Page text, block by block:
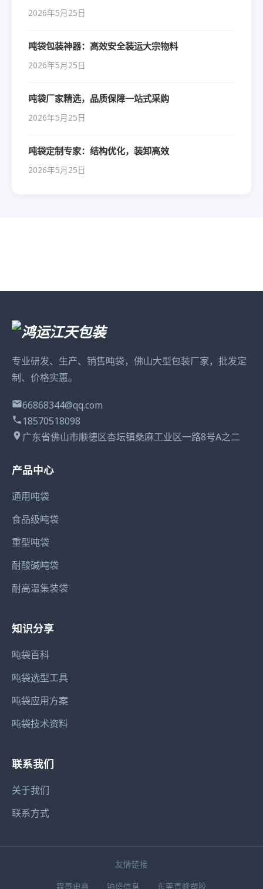
2026年5月25日
吨袋包装神器：高效安全装运大宗物料
2026年5月25日
吨袋厂家精选，品质保障一站式采购
2026年5月25日
吨袋定制专家：结构优化，装卸高效
2026年5月25日
专业研发、生产、销售吨袋，佛山大型包装厂家，批发定
制、价格实惠。
66868344@qq.com
18570518098
广东省佛山市顺德区杏坛镇桑麻工业区一路8号A之二
产品中心
通用吨袋
食品级吨袋
重型吨袋
耐酸碱吨袋
耐高温集装袋
知识分享
吨袋百科
吨袋选型工具
吨袋应用方案
吨袋技术资料
联系我们
关于我们
联系方式
友情链接
霖哥电商
铂盛信息 东莞青峰塑胶